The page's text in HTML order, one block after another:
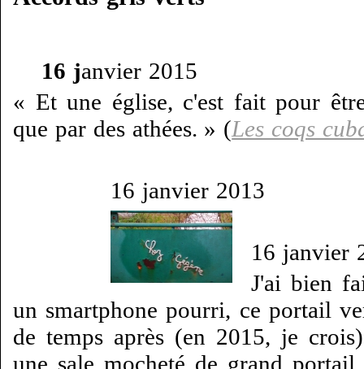
16 janvier 2015
« Et une église, c'est fait pour
que par des athées. » (Les coqs
16 janvier 2013
16 janvier
J'ai bien
un smartphone pourri, ce portail
de temps après (en 2015, je
une sale mocheté de grand